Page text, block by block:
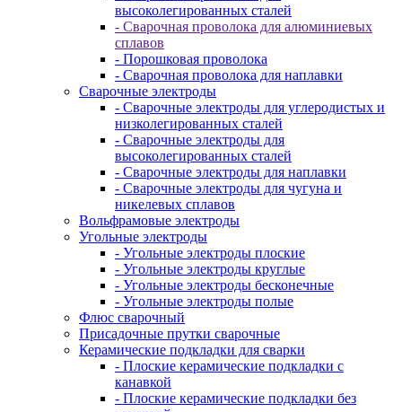
высоколегированных сталей
- Сварочная проволока для алюминиевых
сплавов
- Порошковая проволока
- Сварочная проволока для наплавки
Сварочные электроды
- Сварочные электроды для углеродистых и
низколегированных сталей
- Сварочные электроды для
высоколегированных сталей
- Сварочные электроды для наплавки
- Сварочные электроды для чугуна и
никелевых сплавов
Вольфрамовые электроды
Угольные электроды
- Угольные электроды плоские
- Угольные электроды круглые
- Угольные электроды бесконечные
- Угольные электроды полые
Флюс сварочный
Присадочные прутки сварочные
Керамические подкладки для сварки
- Плоские керамические подкладки с
канавкой
- Плоские керамические подкладки без